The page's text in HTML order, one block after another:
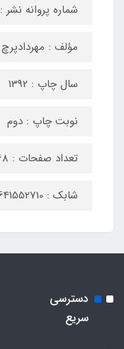
شماره پروانه نشر : 3963
مؤلف : مهردادپرچ
سال چاپ : 1392
نوبت چاپ : دوم
تعداد صفحات : 168
شابک : 9789641552710
دسترسی
سریع